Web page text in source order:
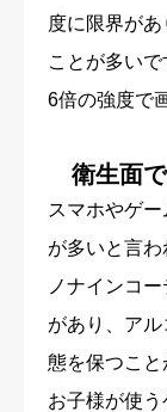
度に限界が
ことが多い
6倍の強度で
衛生面
スマホやゲ
が多いと言
ノナインコ
があり、ア
態を保つこと
お子様が使う